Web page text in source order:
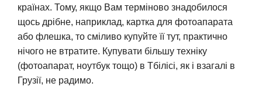
країнах. Тому, якщо Вам терміново знадобилося
щось дрібне, наприклад, картка для фотоапарата
або флешка, то сміливо купуйте її тут, практично
нічого не втратите. Купувати більшу техніку
(фотоапарат, ноутбук тощо) в Тбілісі, як і взагалі в
Грузії, не радимо.